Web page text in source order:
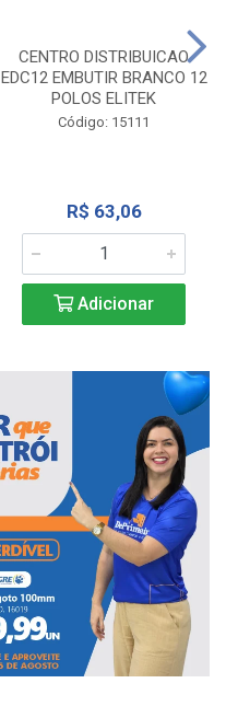
CENTRO DISTRIBUICAO
EDC12 EMBUTIR BRANCO 12
POLOS ELITEK
Código: 15111
R$ 63,06
Adicionar